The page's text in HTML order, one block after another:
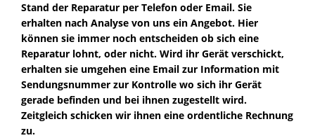
Stand der Reparatur per Telefon oder Email. Sie
erhalten nach Analyse von uns ein Angebot. Hier
können sie immer noch entscheiden ob sich eine
Reparatur lohnt, oder nicht. Wird ihr Gerät verschickt,
erhalten sie umgehen eine Email zur Information mit
Sendungsnummer zur Kontrolle wo sich ihr Gerät
gerade befinden und bei ihnen zugestellt wird.
Zeitgleich schicken wir ihnen eine ordentliche Rechnung
zu.